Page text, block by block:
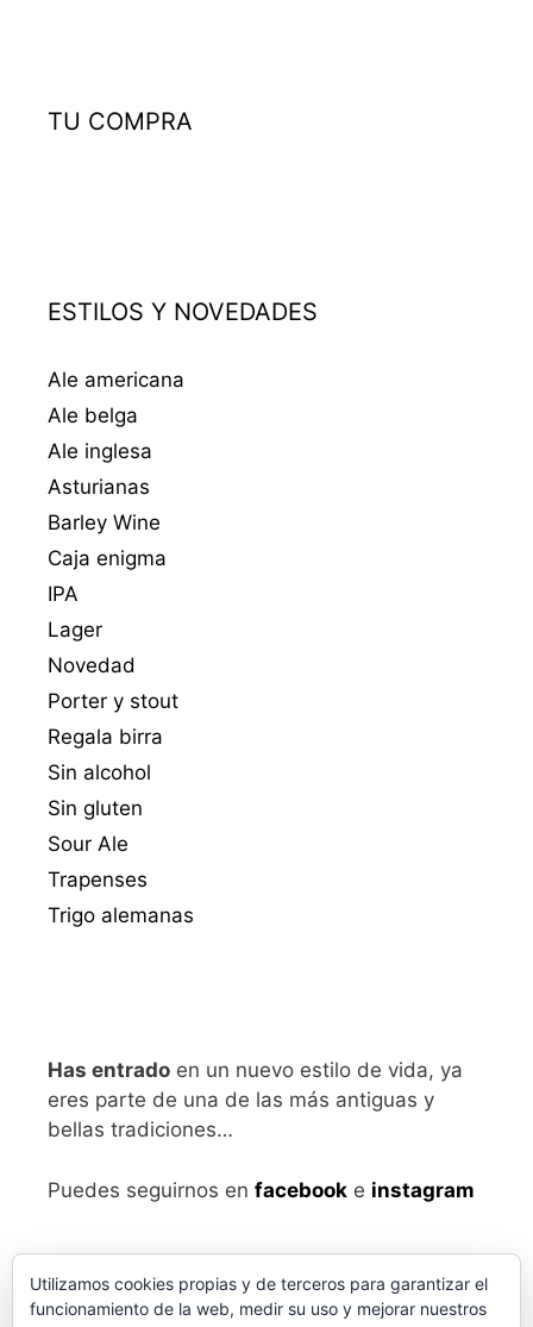
TU COMPRA
ESTILOS Y NOVEDADES
Ale americana
Ale belga
Ale inglesa
Asturianas
Barley Wine
Caja enigma
IPA
Lager
Novedad
Porter y stout
Regala birra
Sin alcohol
Sin gluten
Sour Ale
Trapenses
Trigo alemanas
Has entrado en un nuevo estilo de vida, ya
eres parte de una de las más antiguas y
bellas tradiciones…
Puedes seguirnos en facebook e instagram
Utilizamos cookies propias y de terceros para garantizar el
funcionamiento de la web, medir su uso y mejorar nuestros